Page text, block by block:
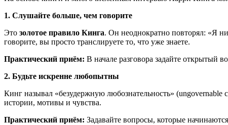
1. Слушайте больше, чем говорите
Это золотое правило Кинга. Он неоднократно повторял: «Я
говорите, вы просто транслируете то, что уже знаете.
Практический приём: В начале разговора задайте открытый
2. Будьте искренне любопытны
Кинг называл «безудержную любознательность»
истории, мотивы и чувства.
Практический приём: Задавайте вопросы, которые